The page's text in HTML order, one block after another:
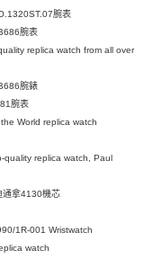
腕表
腕表
replica watch from all over
腕錶
腕表
World replica watch
quality replica watch, Paul
通拿4130機芯
1R-001 Wristwatch
watch